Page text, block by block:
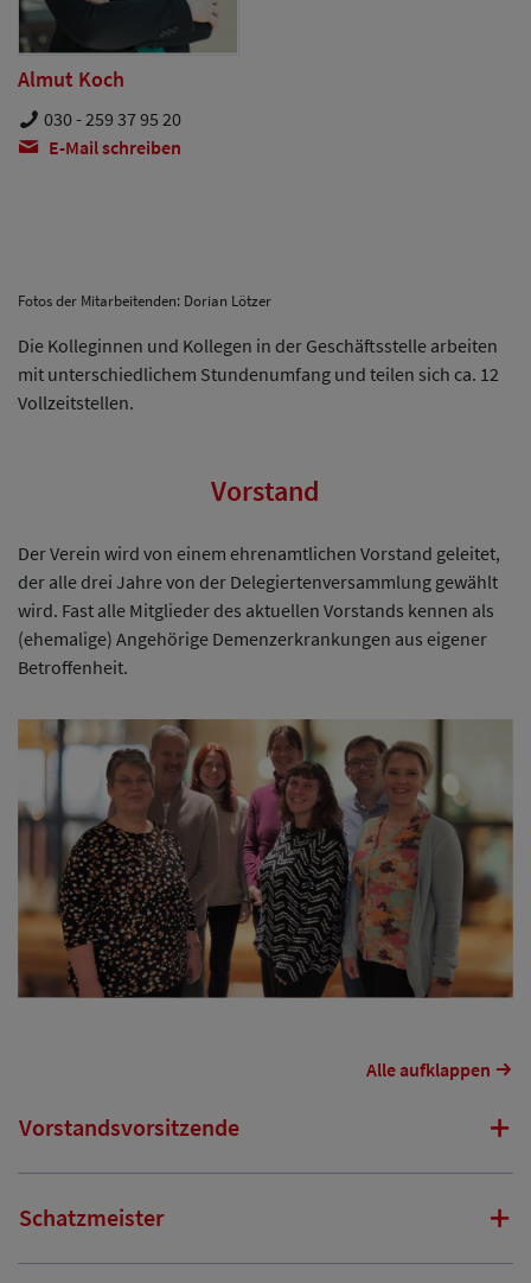
Almut Koch
030 - 259 37 95 20
E-Mail schreiben
Fotos der Mitarbeitenden: Dorian Lötzer
Die Kolleginnen und Kollegen in der Geschäftsstelle arbeiten
mit unterschiedlichem Stundenumfang und teilen sich ca. 12
Vollzeitstellen.
Vorstand
Der Verein wird von einem ehrenamtlichen Vorstand geleitet,
der alle drei Jahre von der Delegiertenversammlung gewählt
wird. Fast alle Mitglieder des aktuellen Vorstands kennen als
(ehemalige) Angehörige Demenzerkrankungen aus eigener
Betroffenheit.
Alle aufklappen
Vorstandsvorsitzende
Schatzmeister